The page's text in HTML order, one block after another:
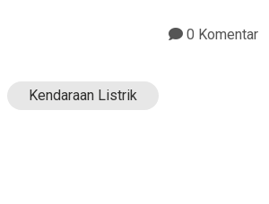
0 Komentar
Kendaraan Listrik